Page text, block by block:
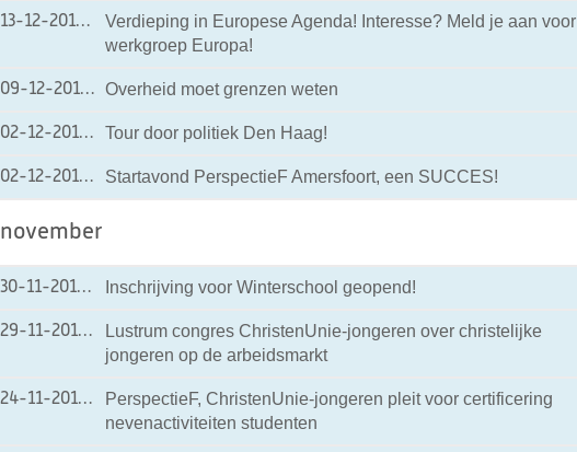
13-12-201013-12-2010 19:29
Verdieping in Europese Agenda! Interesse? Meld je aan voor
werkgroep Europa!
09-12-201009-12-2010 21:27
Overheid moet grenzen weten
02-12-201002-12-2010 21:30
Tour door politiek Den Haag!
02-12-201002-12-2010 21:29
Startavond PerspectieF Amersfoort, een SUCCES!
november
30-11-201030-11-2010 06:54
Inschrijving voor Winterschool geopend!
29-11-201029-11-2010 06:41
Lustrum congres ChristenUnie-jongeren over christelijke
jongeren op de arbeidsmarkt
24-11-201024-11-2010 09:01
PerspectieF, ChristenUnie-jongeren pleit voor certificering
nevenactiviteiten studenten